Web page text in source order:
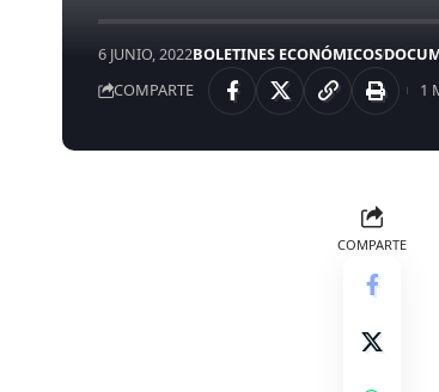
6 JUNIO, 2022BOLETINES ECONÓMICOS
COMPARTE
1
COMPARTE